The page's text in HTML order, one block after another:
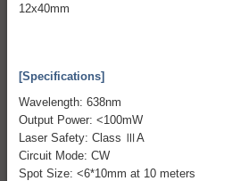
12x40mm
[Specifications]
Wavelength: 638nm
Output Power: <100mW
Laser Safety: Class ⅢA
Circuit Mode: CW
Spot Size: <6*10mm at 10 meters